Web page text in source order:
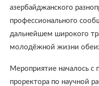
азербайджанского
профессионального
дальнейшем широкого
молодёжной жизни
Мероприятие началось с
проректора по научной